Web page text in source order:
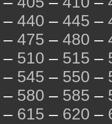
– 440 – 445 –
– 475 – 480 –
– 510 – 515 –
– 545 – 550 –
– 580 – 585 –
– 615 – 620 –